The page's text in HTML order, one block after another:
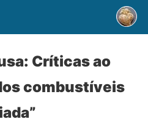
Críticas ao
combustíveis